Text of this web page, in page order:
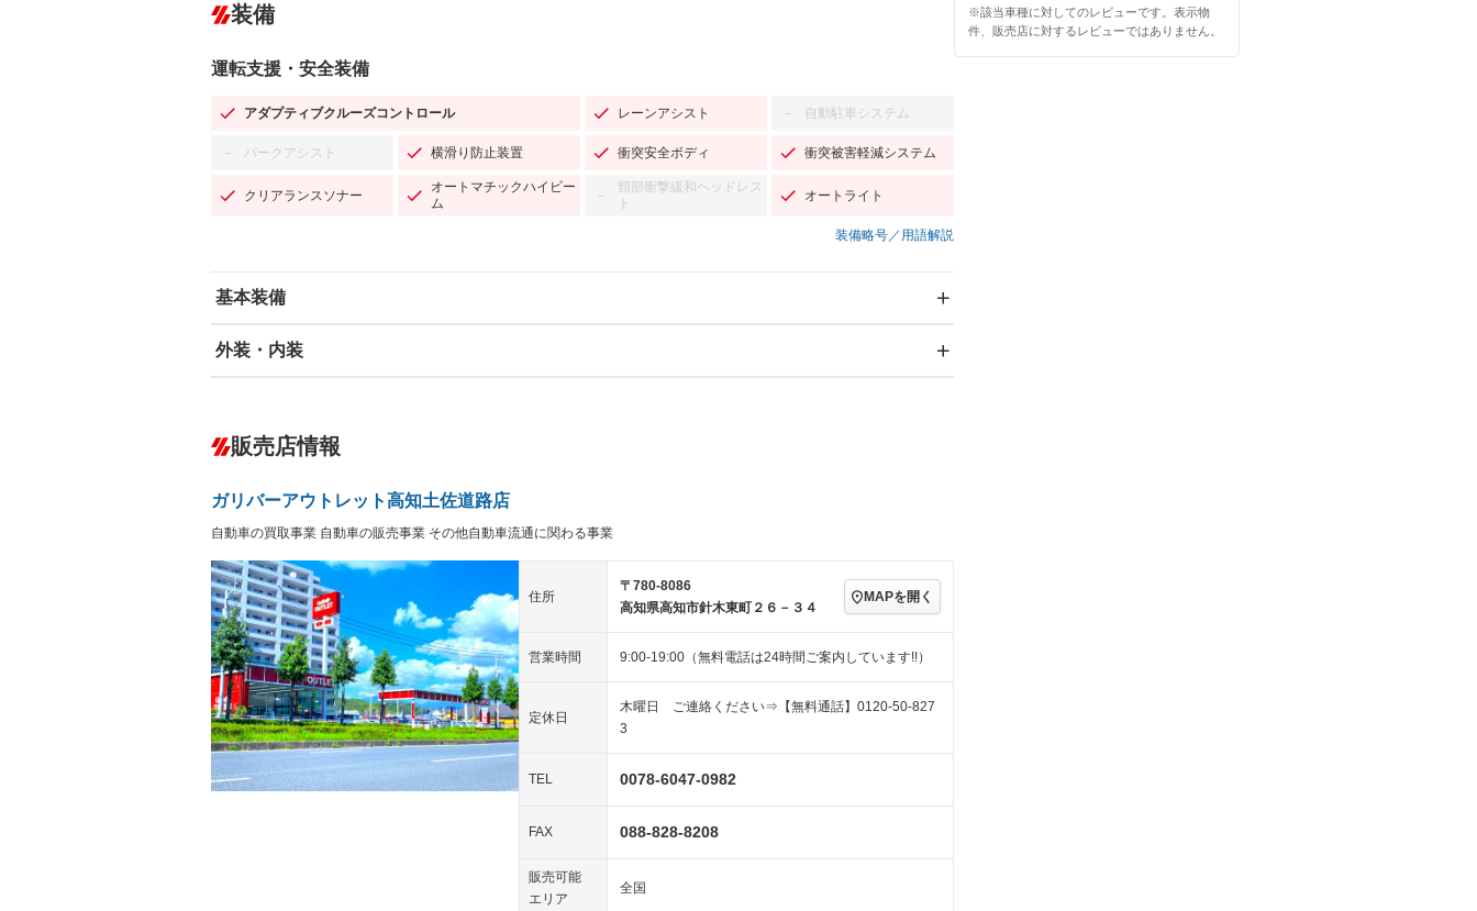
装備
運転支援・安全装備
アダプティブクルーズコントロール レーンアシスト － 自動駐車システム
－ パークアシスト 横滑り防止装置 衝突安全ボディ 衝突被害軽減システム
クリアランスソナー
オートマチックハイビー
ム
－
頸部衝撃緩和ヘッドレス
ト
オートライト
装備略号／用語解説
基本装備
エアバッグ：運転席/助手席/サイド
－ ダウンヒルアシストコントロール
Bluetooth接続 － 100V電源
装備略号／用語解説
外装・内装
オーディオ：CDまたはCDチェンジャー／ミュージック
サーバー
－
ー
－ 革シート
LEDヘッドランプ － HID(キセノンライト) －
ETC スマートキー ローダウン
－ ランフラットタイヤ パワーシート 3列シート ベンチシート
－ フルフラットシート － チップアップシート オットマン － 電動格納サードシート
シートヒーター ウォークスルー 後席モニター 電動リアゲート
－ フロントカメラ シートエアコン 全周囲カメラ
－ ルーフレール エアサスペンション
販売店情報
ガリバーアウトレット高知土佐道路店
自動車の買取事業 自動車の販売事業 その他自動車流通に関わる事業
住所
〒780-8086
高知県高知市針木東町２６－３４
MAPを開く
営業時間 9:00-19:00（無料電話は24時間ご案内しています!!）
定休日
木曜日 ご連絡ください⇒【無料通話】0120-50-827
3
TEL 0078-6047-0982
FAX 088-828-8208
販売可能
エリア
全国
※該当車種に対してのレビューです。表示物
件、販売店に対するレビューではありません。